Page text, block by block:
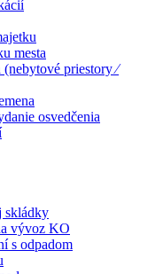
mesta
priestory ⁄
osvedčenia
skládky
vývoz KO
s odpadom